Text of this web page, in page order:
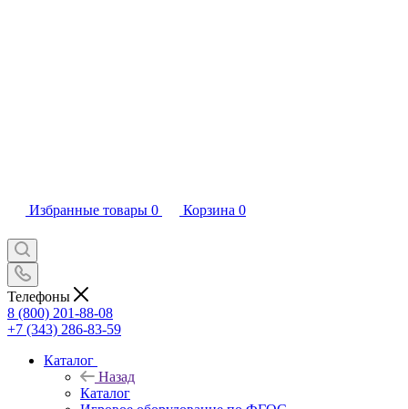
Избранные товары 0 Корзина 0
Телефоны
8 (800) 201-88-08
+7 (343) 286-83-59
Каталог
Назад
Каталог